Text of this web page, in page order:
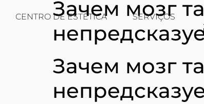
CENTRO DE ESTÉTICA SERVIÇOS
Зачем мозг
Зачем мозг